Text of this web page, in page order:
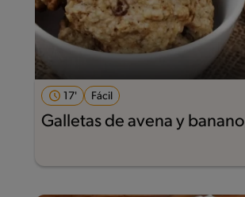
17' Fácil
Galletas de avena y banano